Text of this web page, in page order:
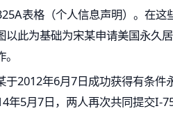
表格（个人信息声明）。在这
以此为基础为宋某申请美国永久
于2012年6月7日成功获得有条件
年5月7日，两人再次共同提交I-